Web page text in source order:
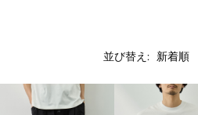
並び替え: